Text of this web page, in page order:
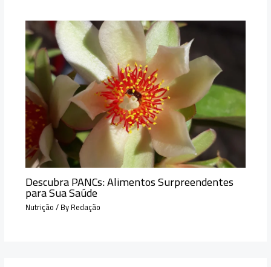
Descubra PANCs: Alimentos Surpreendentes
para Sua Saúde
Nutrição/ ByRedação